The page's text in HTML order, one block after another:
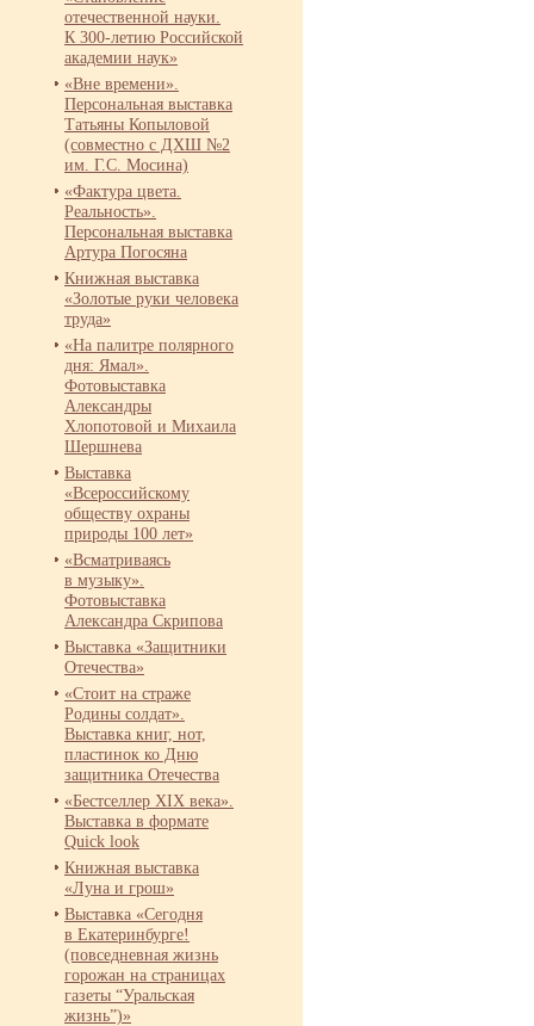
отечественной науки.
К 300-летию Российской
академии наук»
«Вне времени».
Персональная выставка
Татьяны Копыловой
(совместно с ДХШ №2
им. Г.С. Мосина)
«Фактура цвета.
Реальность».
Персональная выставка
Артура Погосяна
Книжная выставка
«Золотые руки человека
труда»
«На палитре полярного
дня: Ямал».
Фотовыставка
Александры
Хлопотовой и Михаила
Шершнева
Выставка
«Всероссийскому
обществу охраны
природы 100 лет»
«Всматриваясь
в музыку».
Фотовыставка
Александра Скрипова
Выставка «Защитники
Отечества»
«Стоит на страже
Родины солдат».
Выставка книг, нот,
пластинок ко Дню
защитника Отечества
«Бестселлер XIX века».
Выставка в формате
Quick look
Книжная выставка
«Луна и грош»
Выставка «Сегодня
в Екатеринбурге!
(повседневная жизнь
горожан на страницах
газеты “Уральская
жизнь”)»